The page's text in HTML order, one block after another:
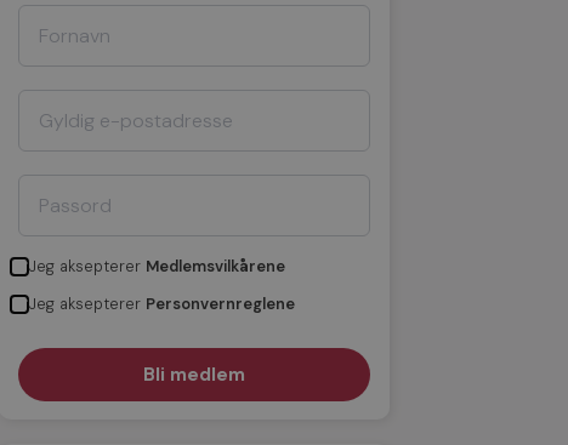
Jeg aksepterer Medlemsvilkårene
Jeg aksepterer Personvernreglene